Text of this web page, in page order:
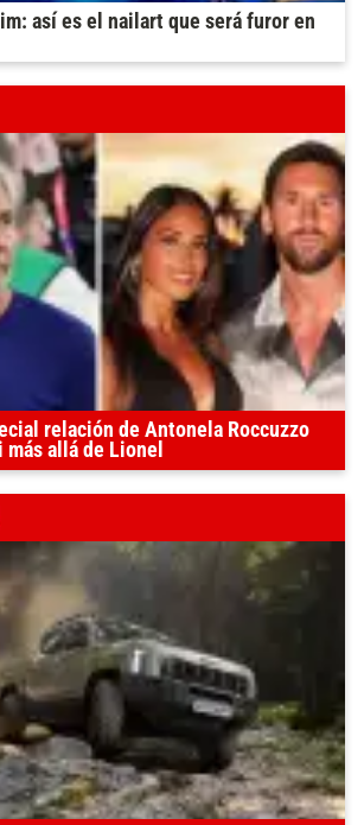
así es el nailart que será furor en
relación de Antonela Roccuzzo
allá de Lionel